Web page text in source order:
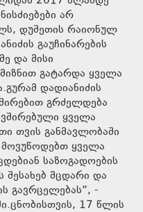
არ
დუშეთის რაიონულ
გაუჩინარების
და მისი
გატარდა ყველა
დადიანიძის
გრძელდება
ყველა
თვის განმავლობაში
მოვუწოდებთ ყველა
საზოგადოების
შესახებ მცდარი და
გავრცელებას”, -
17 წლის